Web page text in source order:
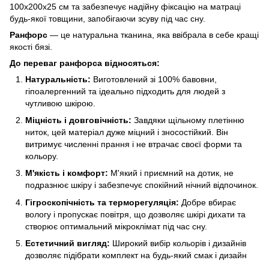
100x200x25 см та забезпечує надійну фіксацію на матраці
будь-якої товщини, запобігаючи зсуву під час сну.
Ранфорс — це натуральна тканина, яка ввібрала в себе кращі
якості бязі.
До переваг ранфорса відносяться:
Натуральність: Виготовлений зі 100% бавовни,
гіпоалергенний та ідеально підходить для людей з
чутливою шкірою.
Міцність і довговічність: Завдяки щільному плетінню
ниток, цей матеріал дуже міцний і зносостійкий. Він
витримує численні прання і не втрачає своєї форми та
кольору.
М'якість і комфорт: М'який і приємний на дотик, не
подразнює шкіру і забезпечує спокійний нічний відпочинок.
Гігроскопічність та терморегуляція: Добре вбирає
вологу і пропускає повітря, що дозволяє шкірі дихати та
створює оптимальний мікроклімат під час сну.
Естетичний вигляд: Широкий вибір кольорів і дизайнів
дозволяє підібрати комплект на будь-який смак і дизайн